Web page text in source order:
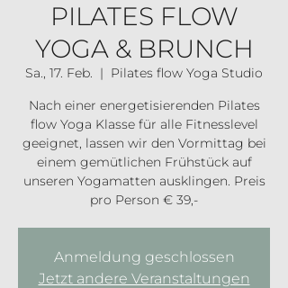
PILATES FLOW
YOGA & BRUNCH
Sa., 17. Feb.
  |
Pilates flow Yoga Studio
Nach einer energetisierenden Pilates
flow Yoga Klasse für alle Fitnesslevel
geeignet, lassen wir den Vormittag bei
einem gemütlichen Frühstück auf
unseren Yogamatten ausklingen. Preis
pro Person € 39,-
Anmeldung geschlossen
Jetzt andere Veranstaltungen